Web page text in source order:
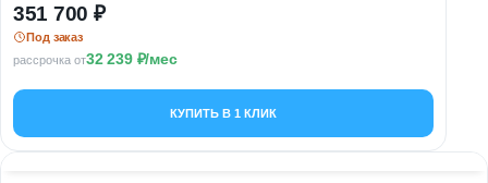
351 700
Под заказ
рассрочка от32 239 /мес
КУПИТЬ В 1 КЛИК